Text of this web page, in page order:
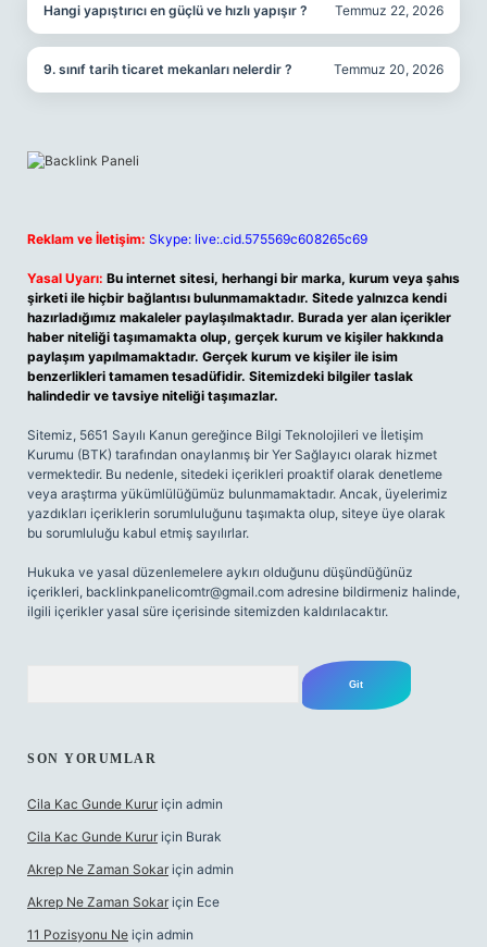
Hangi yapıştırıcı en güçlü ve hızlı yapışır ? Temmuz 22, 2026
9. sınıf tarih ticaret mekanları nelerdir ? Temmuz 20, 2026
Reklam ve İletişim: Skype: live:.cid.575569c608265c69
Yasal Uyarı: Bu internet sitesi, herhangi bir marka, kurum veya şahıs
şirketi ile hiçbir bağlantısı bulunmamaktadır. Sitede yalnızca kendi
hazırladığımız makaleler paylaşılmaktadır. Burada yer alan içerikler
haber niteliği taşımamakta olup, gerçek kurum ve kişiler hakkında
paylaşım yapılmamaktadır. Gerçek kurum ve kişiler ile isim
benzerlikleri tamamen tesadüfidir. Sitemizdeki bilgiler taslak
halindedir ve tavsiye niteliği taşımazlar.
Sitemiz, 5651 Sayılı Kanun gereğince Bilgi Teknolojileri ve İletişim
Kurumu (BTK) tarafından onaylanmış bir Yer Sağlayıcı olarak hizmet
vermektedir. Bu nedenle, sitedeki içerikleri proaktif olarak denetleme
veya araştırma yükümlülüğümüz bulunmamaktadır. Ancak, üyelerimiz
yazdıkları içeriklerin sorumluluğunu taşımakta olup, siteye üye olarak
bu sorumluluğu kabul etmiş sayılırlar.
Hukuka ve yasal düzenlemelere aykırı olduğunu düşündüğünüz
içerikleri, backlinkpanelicomtr@gmail.com adresine bildirmeniz halinde,
ilgili içerikler yasal süre içerisinde sitemizden kaldırılacaktır.
SON YORUMLAR
Cila Kac Gunde Kurur için admin
Cila Kac Gunde Kurur için Burak
Akrep Ne Zaman Sokar için admin
Akrep Ne Zaman Sokar için Ece
11 Pozisyonu Ne için admin